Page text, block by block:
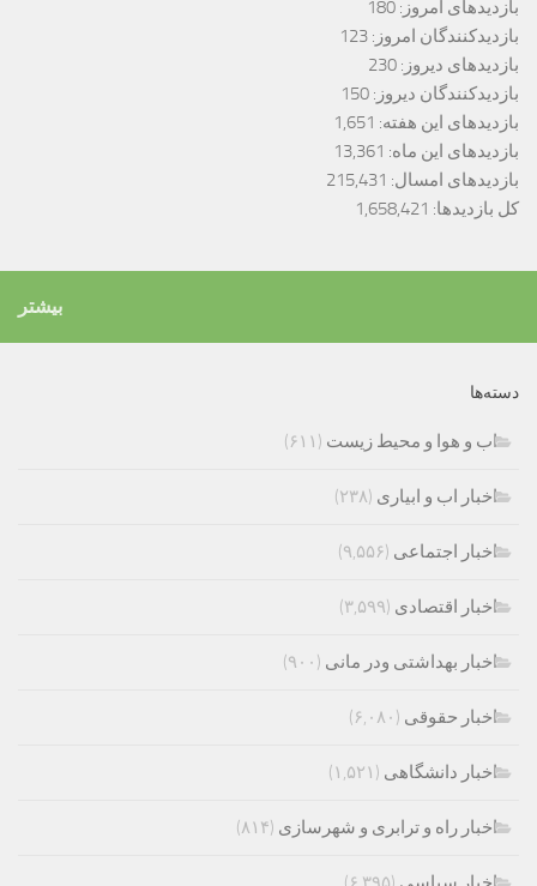
بازدیدهای امروز: 180
بازدیدکنندگان امروز: 123
بازدیدهای دیروز: 230
بازدیدکنندگان دیروز: 150
بازدیدهای این هفته: 1,651
بازدیدهای این ماه: 13,361
بازدیدهای امسال: 215,431
کل بازدیدها: 1,658,421
بیشتر
دسته‌ها
اب و هوا و محیط زیست (۶۱۱)
اخبار اب و ابیاری (۲۳۸)
اخبار اجتماعی (۹,۵۵۶)
اخبار اقتصادی (۳,۵۹۹)
اخبار بهداشتی ودر مانی (۹۰۰)
اخبار حقوقی (۶,۰۸۰)
اخبار دانشگاهی (۱,۵۲۱)
اخبار راه و ترابری و شهرسازی (۸۱۴)